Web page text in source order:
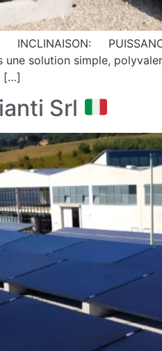
solution simple,
[…]
Srl